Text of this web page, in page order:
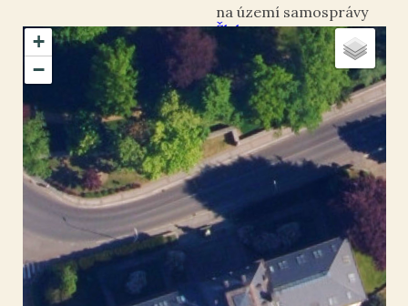
+
−
Šluknov
okres Děčín
Šluknov
51.003877,14.456405